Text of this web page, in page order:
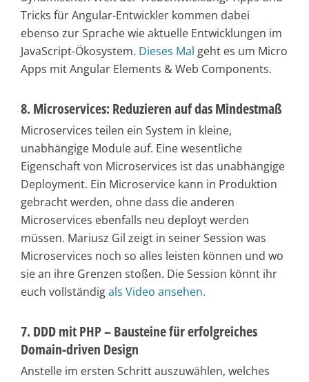
Tricks für Angular-Entwickler kommen dabei
ebenso zur Sprache wie aktuelle Entwicklungen im
JavaScript-Ökosystem. Dieses Mal geht es um Micro
Apps mit Angular Elements & Web Components.
8. Microservices: Reduzieren auf das Mindestmaß
Microservices teilen ein System in kleine,
unabhängige Module auf. Eine wesentliche
Eigenschaft von Microservices ist das unabhängige
Deployment. Ein Microservice kann in Produktion
gebracht werden, ohne dass die anderen
Microservices ebenfalls neu deployt werden
müssen. Mariusz Gil zeigt in seiner Session was
Microservices noch so alles leisten können und wo
sie an ihre Grenzen stoßen. Die Session könnt ihr
euch vollständigals Video ansehen.
7. DDD mit PHP – Bausteine für erfolgreiches
Domain-driven Design
Anstelle im ersten Schritt auszuwählen, welches